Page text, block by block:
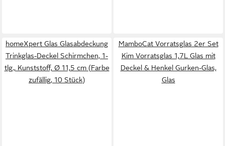
homeXpert Glas Glasabdeckung
Trinkglas-Deckel Schirmchen, 1-
tlg., Kunststoff, Ø 11,5 cm (Farbe
zufällig, 10 Stück)
MamboCat Vorratsglas 2er Set
Kim Vorratsglas 1,7L Glas mit
Deckel & Henkel Gurken-Glas,
Glas